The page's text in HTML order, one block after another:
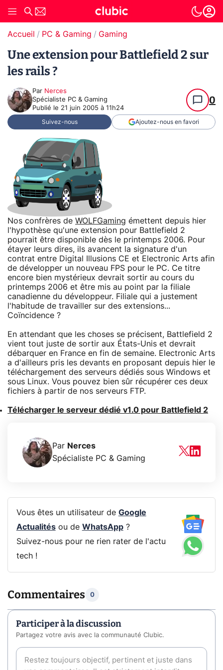
Accueil PC & Gaming Gaming
Une extension pour Battlefield 2 sur
les rails ?
Par Nerces
Spécialiste PC & Gaming
Publié le 21 juin 2005 à 11h24
0
Suivez-nous Ajoutez-nous en favori
Nos confrères de WOLFGaming émettent depuis hier
l'hypothèse qu'une extension pour Battlefield 2
pourrait être disponible dès le printemps 2006. Pour
étayer leurs dires, ils avancent la signature d'un
contrat entre Digital Illusions CE et Electronic Arts afin
de développer un nouveau FPS pour le PC. Ce titre
encore bien mystérieux devrait sortir au cours du
printemps 2006 et être mis au point par la filiale
canadienne du développeur. Filiale qui a justement
l'habitude de travailler sur des extensions...
Coïncidence ?
En attendant que les choses se précisent, Battlefield 2
vient tout juste de sortir aux États-Unis et devrait
débarquer en France en fin de semaine. Electronic Arts
a d'ailleurs pris les devants en proposant depuis hier le
téléchargement des serveurs dédiés sous Windows et
sous Linux. Vous pouvez bien sûr récupérer ces deux
fichiers à partir de nos serveurs FTP.
Télécharger le serveur dédié v1.0 pour Battlefield 2
Par Nerces
Spécialiste PC & Gaming
Vous êtes un utilisateur de Google
Actualitésou de WhatsApp?
Suivez-nous pour ne rien rater de l'actu
tech !
Commentaires 0
Participer à la discussion
Partagez votre avis avec la communauté Clubic.